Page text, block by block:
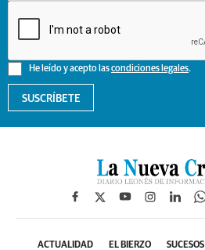
He leído y acepto lascondiciones legales.
SUSCRÍBETE
ACTUALIDAD EL BIERZO SUCESOS